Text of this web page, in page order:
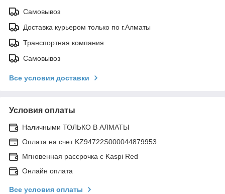
Самовывоз
Доставка курьером только по г.Алматы
Транспортная компания
Самовывоз
Все условия доставки
Условия оплаты
Наличными ТОЛЬКО В АЛМАТЫ
Оплата на счет KZ94722S000044879953
Мгновенная рассрочка с Kaspi Red
Онлайн оплата
Все условия оплаты